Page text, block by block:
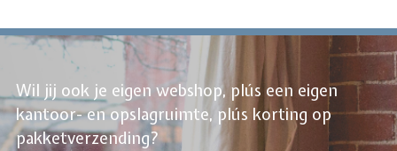
Wil jij ook je eigen webshop, plús een eigen
kantoor- en opslagruimte, plús korting op
pakketverzending?